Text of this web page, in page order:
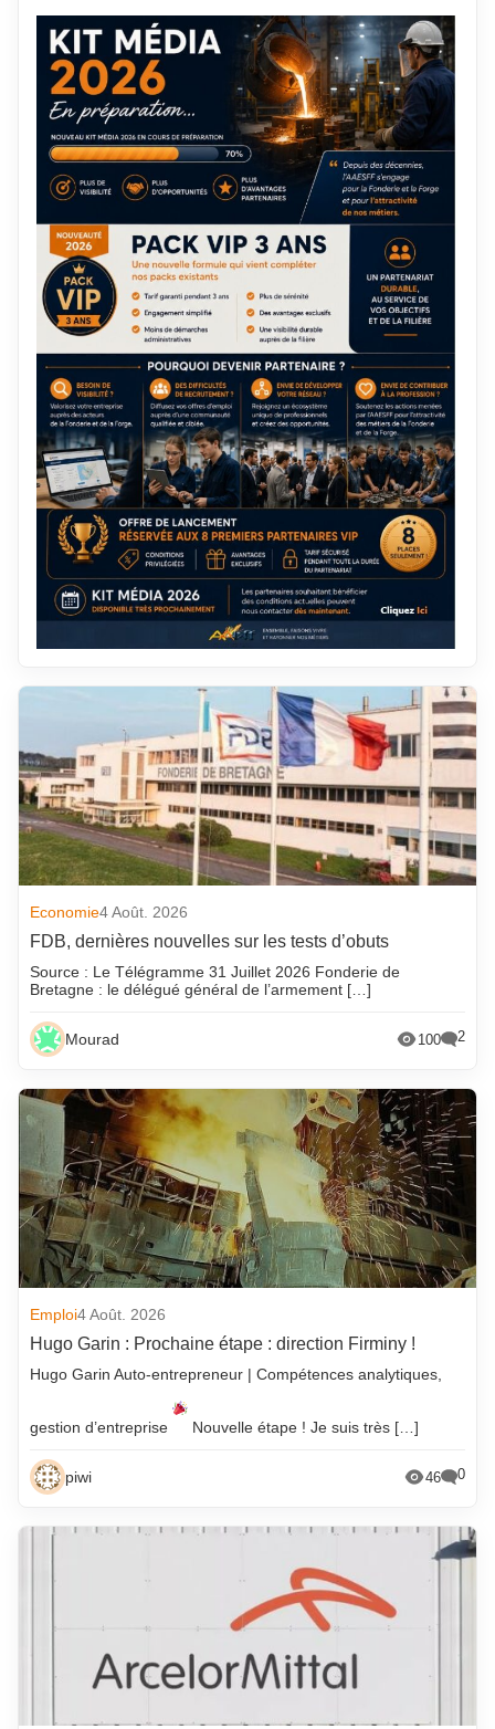
Economie4 Août. 2026
FDB, dernières nouvelles sur les tests d’obuts
Source : Le Télégramme 31 Juillet 2026 Fonderie de
Bretagne : le délégué général de l’armement […]
Mourad 100 2
Emploi4 Août. 2026
Hugo Garin : Prochaine étape : direction Firminy !
Hugo Garin Auto-entrepreneur | Compétences analytiques,
gestion d’entreprise Nouvelle étape ! Je suis très […]
piwi 46 0